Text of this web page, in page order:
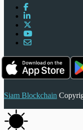
Siam Blockchain